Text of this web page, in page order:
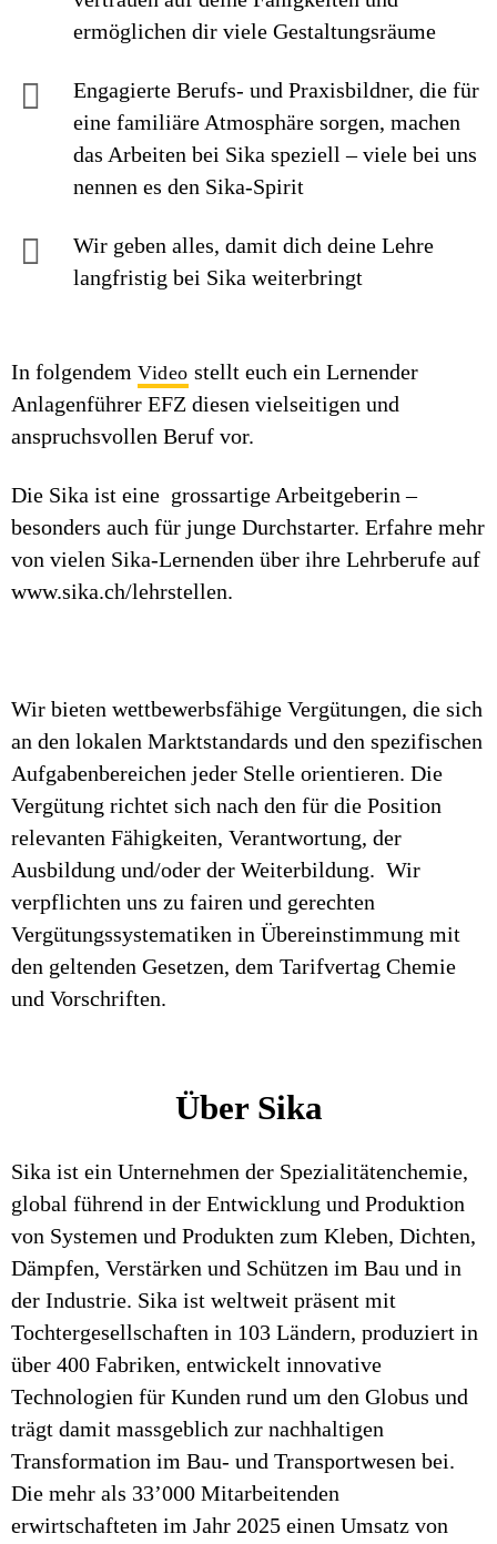
ermöglichen dir viele Gestaltungsräume
Engagierte Berufs- und Praxisbildner, die für
eine familiäre Atmosphäre sorgen, machen
das Arbeiten bei Sika speziell – viele bei uns
nennen es den Sika-Spirit
Wir geben alles, damit dich deine Lehre
langfristig bei Sika weiterbringt
In folgendem Video stellt euch ein Lernender
Anlagenführer EFZ diesen vielseitigen und
anspruchsvollen Beruf vor.
Die Sika ist eine grossartige Arbeitgeberin –
besonders auch für junge Durchstarter. Erfahre mehr
von vielen Sika-Lernenden über ihre Lehrberufe auf
www.sika.ch/lehrstellen.
Wir bieten wettbewerbsfähige Vergütungen, die sich
an den lokalen Marktstandards und den spezifischen
Aufgabenbereichen jeder Stelle orientieren. Die
Vergütung richtet sich nach den für die Position
relevanten Fähigkeiten, Verantwortung, der
Ausbildung und/oder der Weiterbildung. Wir
verpflichten uns zu fairen und gerechten
Vergütungssystematiken in Übereinstimmung mit
den geltenden Gesetzen, dem Tarifvertag Chemie
und Vorschriften.
Über Sika
Sika ist ein Unternehmen der Spezialitätenchemie,
global führend in der Entwicklung und Produktion
von Systemen und Produkten zum Kleben, Dichten,
Dämpfen, Verstärken und Schützen im Bau und in
der Industrie. Sika ist weltweit präsent mit
Tochtergesellschaften in 103 Ländern, produziert in
über 400 Fabriken, entwickelt innovative
Technologien für Kunden rund um den Globus und
trägt damit massgeblich zur nachhaltigen
Transformation im Bau- und Transportwesen bei.
Die mehr als 33’000 Mitarbeitenden
erwirtschafteten im Jahr 2025 einen Umsatz von